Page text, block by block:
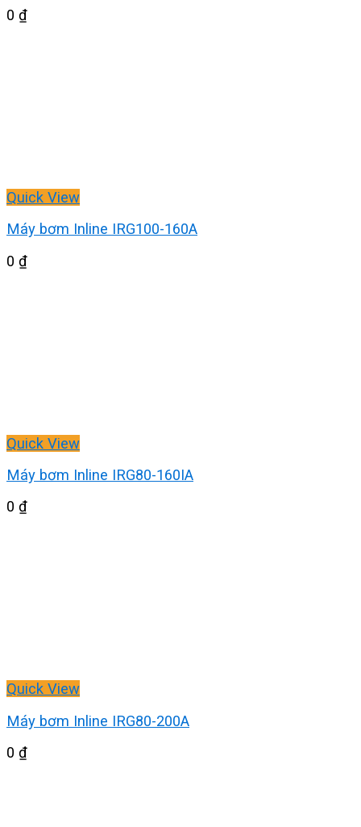
0 ₫
Quick View
Máy bơm Inline IRG100-160A
0 ₫
Quick View
Máy bơm Inline IRG80-160IA
0 ₫
Quick View
Máy bơm Inline IRG80-200A
0 ₫